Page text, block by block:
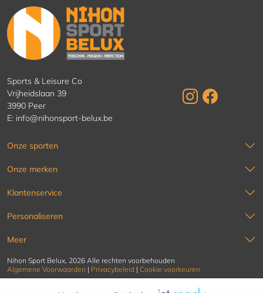
Sports & Leisure Co
Vrijheidslaan 39
3990 Peer
E: info@nihonsport-belux.be
Onze sporten
Onze merken
Klantenservice
Personaliseren
Meer
Nihon Sport Belux, 2026 Alle rechten voorbehouden
Algemene Voorwaarden | Privacybeleid | Cookie voorkeuren